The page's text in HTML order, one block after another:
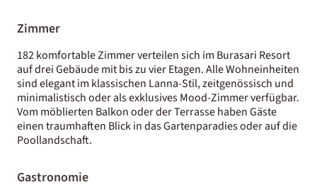
Zimmer
182 komfortable Zimmer verteilen sich im Burasari Resort
auf drei Gebäude mit bis zu vier Etagen. Alle Wohneinheiten
sind elegant im klassischen Lanna-Stil, zeitgenössisch und
minimalistisch oder als exklusives Mood-Zimmer verfügbar.
Vom möblierten Balkon oder der Terrasse haben Gäste
einen traumhaften Blick in das Gartenparadies oder auf die
Poollandschaft.
Gastronomie